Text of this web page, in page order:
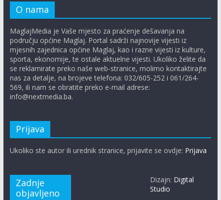
O nama
MaglajMedia je Vaše mjesto za praćenje dešavanja na
području općine Maglaj. Portal sadrži najnovije vijesti iz
mjesnih zajednica općine Maglaj, kao i razne vijesti iz kulture,
sporta, ekonomije, te ostale aktuelne vijesti. Ukoliko želite da
se reklamirate preko naše web-stranice, molimo kontaktirajte
nas za detalje, na brojeve telefona: 032/605-252 i 061/264-
569, ili nam se obratite preko e-mail adrese:
info@nextmedia.ba.
Prijava
Ukoliko ste autor ili urednik stranice, prijavite se ovdje: Prijava
Zadnje
objavljeno
Dizajn: Digital
Studio